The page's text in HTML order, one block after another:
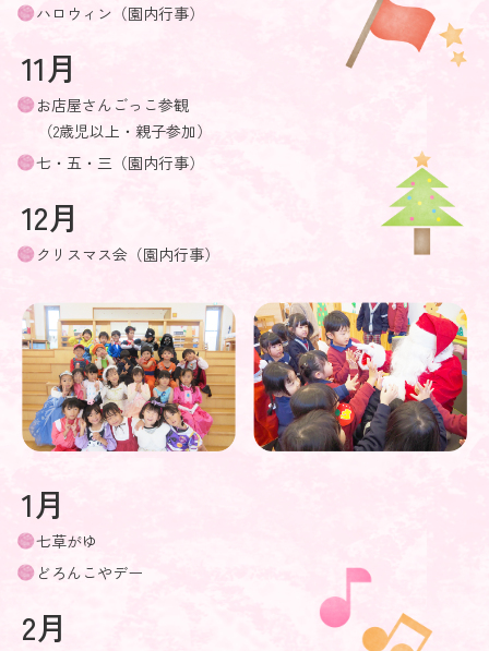
ハロウィン（園内行事）
11月
お店屋さんごっこ参観
（2歳児以上・親子参加）
七・五・三（園内行事）
12月
クリスマス会（園内行事）
1月
七草がゆ
どろんこやデー
2月